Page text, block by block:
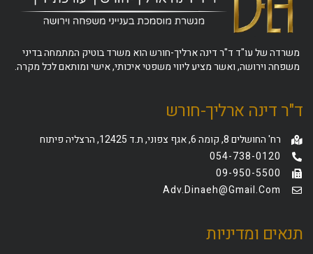
משרדה של עו"ד ד"ר דינה ארליך-חורש הוא משרד בוטיק המתמחה בדיני
משפחה וירושה, ואשר מציע ליווי משפטי איכותי, אישי ומותאם לכל מקרה.
ד"ר דינה ארליך-חורש
רח' החושלים 8, קומה 6, אגף צפוני, ת.ד 12425, הרצליה פיתוח
054-738-0120
09-950-5500
Adv.dinaeh@gmail.com
תנאים ומדיניות